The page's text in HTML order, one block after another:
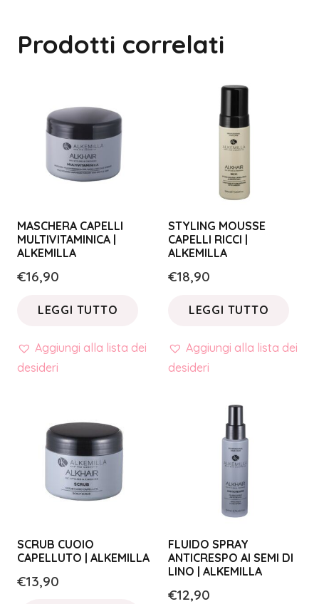
Prodotti correlati
MASCHERA CAPELLI
MULTIVITAMINICA |
ALKEMILLA
€16,90
LEGGI TUTTO
Aggiungi alla lista dei
desideri
STYLING MOUSSE
CAPELLI RICCI |
ALKEMILLA
€18,90
LEGGI TUTTO
Aggiungi alla lista dei
desideri
SCRUB CUOIO
CAPELLUTO | ALKEMILLA
€13,90
FLUIDO SPRAY
ANTICRESPO AI SEMI DI
LINO | ALKEMILLA
€12,90